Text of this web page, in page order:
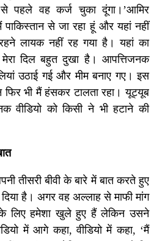
वह कर्ज चुका दूंगा।’आमिर
पाकिस्तान से जा रहा हूं और यहां नहीं
लायक नहीं रह गया है। यहां का
दिल बहुत दुखा है। आपत्तिजनक
उठाई गई और मीम बनाए गए। इस
भी मैं हंसकर टालता रहा। यूट्यूब
वीडियो को किसी ने भी हटाने की
तीसरी बीवी के बारे में बात करते हुए
है। अगर वह अल्लाह से माफी मांग
लिए हमेशा खुले हुए हैं लेकिन उसने
में आगे कहा, वीडियो में कहा, ‘मैं